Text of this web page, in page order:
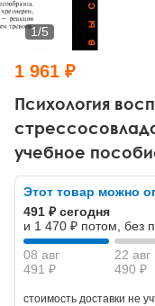
Тревожные
Психодрама
Другие направления
Классический,
НЛП
Психология труда и
Социальная
Социальная и
Классический и
Психология
учебное
1/5
1 961 ₽
Этот товар можно
491 ₽ сегодня
и 1 470 ₽ потом, без
08 авг
491 ₽
22 авг
490 ₽
стоимость доставки не